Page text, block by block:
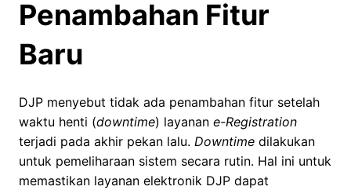
Penambahan Fitur
Baru
DJP menyebut tidak ada penambahan fitur setelah
waktu henti (downtime) layanan e-Registration
terjadi pada akhir pekan lalu. Downtime dilakukan
untuk pemeliharaan sistem secara rutin. Hal ini untuk
memastikan layanan elektronik DJP dapat